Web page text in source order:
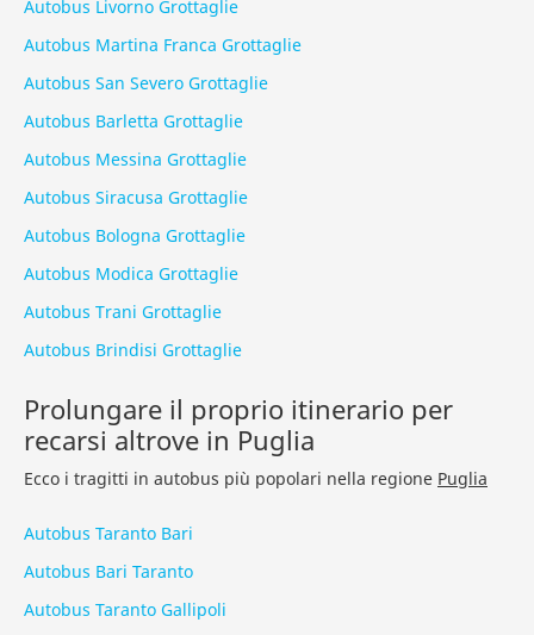
Autobus Livorno Grottaglie
Autobus Martina Franca Grottaglie
Autobus San Severo Grottaglie
Autobus Barletta Grottaglie
Autobus Messina Grottaglie
Autobus Siracusa Grottaglie
Autobus Bologna Grottaglie
Autobus Modica Grottaglie
Autobus Trani Grottaglie
Autobus Brindisi Grottaglie
Prolungare il proprio itinerario per
recarsi altrove in Puglia
Ecco i tragitti in autobus più popolari nella regione Puglia
Autobus Taranto Bari
Autobus Bari Taranto
Autobus Taranto Gallipoli